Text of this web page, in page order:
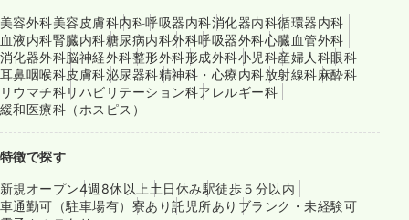
美容外科美容皮膚科内科呼吸器内科消化器内科循環器内科
血液内科腎臓内科糖尿病内科外科呼吸器外科心臓血管外科
消化器外科脳神経外科整形外科形成外科小児科産婦人科眼科
耳鼻咽喉科皮膚科泌尿器科精神科・心療内科放射線科麻酔科
リウマチ科リハビリテーション科アレルギー科
緩和医療科（ホスピス）
特徴で探す
新規オープン4週8休以上 土日休み駅徒歩５分以内
車通勤可（駐車場有） 寮あり託児所あり ブランク・未経験可